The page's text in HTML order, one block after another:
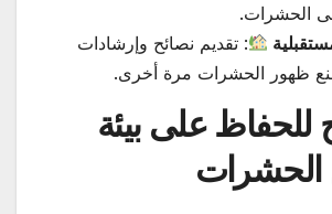
الحشرات.
: تقديم نصائح وإرشادات
ظهور الحشرات مرة أخرى.
للحفاظ على بيئة
الحشرات